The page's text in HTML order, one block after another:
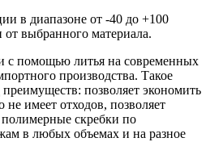
в диапазоне от -40 до +100
от выбранного материала.
с помощью литья на современных
производства. Такое
позволяет экономить
не имеет отходов, позволяет
полимерные скребки по
в любых объемах и на разное